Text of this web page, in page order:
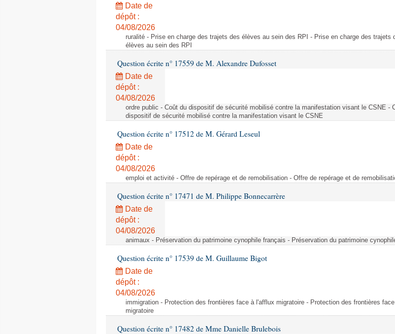
Date de
dépôt :
04/08/2026
ruralité - Prise en charge des trajets des élèves au sein des RPI - Prise en charge des trajets
élèves au sein des RPI
Question écrite n° 17559 de M. Alexandre Dufosset
Date de
dépôt :
04/08/2026
ordre public - Coût du dispositif de sécurité mobilisé contre la manifestation visant le CSNE -
dispositif de sécurité mobilisé contre la manifestation visant le CSNE
Question écrite n° 17512 de M. Gérard Leseul
Date de
dépôt :
04/08/2026
emploi et activité - Offre de repérage et de remobilisation - Offre de repérage et de
Question écrite n° 17471 de M. Philippe Bonnecarrère
Date de
dépôt :
04/08/2026
animaux - Préservation du patrimoine cynophile français - Préservation du patrimoine
Question écrite n° 17539 de M. Guillaume Bigot
Date de
dépôt :
04/08/2026
immigration - Protection des frontières face à l'afflux migratoire - Protection des frontières
migratoire
Question écrite n° 17482 de Mme Danielle Brulebois